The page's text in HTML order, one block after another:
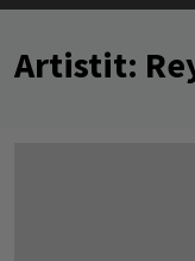
Artistit: